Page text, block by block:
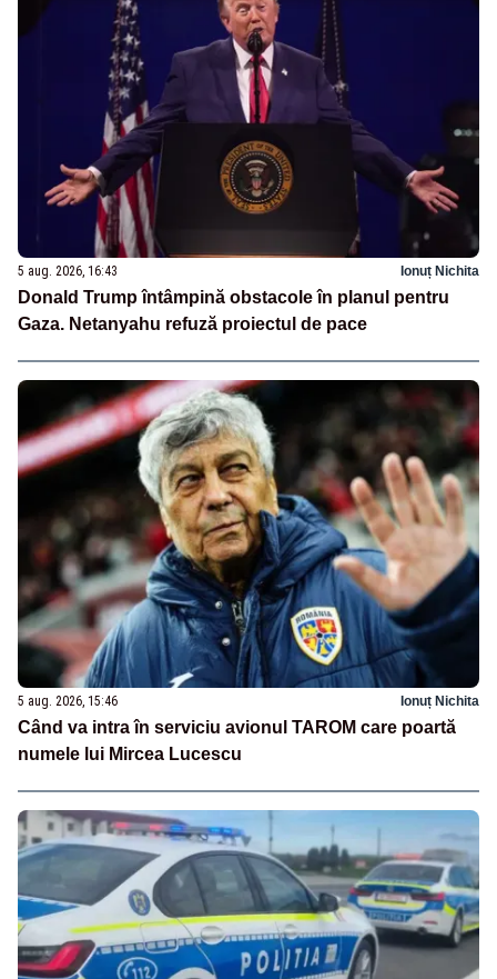
5 aug. 2026, 16:43 Ionuț Nichita
Donald Trump întâmpină obstacole în planul pentru
Gaza. Netanyahu refuză proiectul de pace
5 aug. 2026, 15:46 Ionuț Nichita
Când va intra în serviciu avionul TAROM care poartă
numele lui Mircea Lucescu